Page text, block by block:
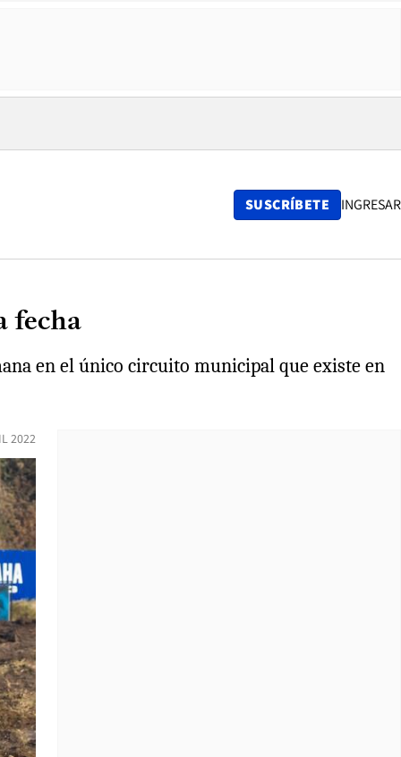
SUSCRÍBETE INGRESAR
fecha
en el único circuito municipal que existe en
2022